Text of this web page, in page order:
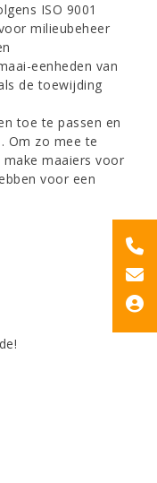
ISO 9001
milieubeheer
eenheden van
de toewijding
toe te passen en
Om zo mee te
make maaiers voor
voor een